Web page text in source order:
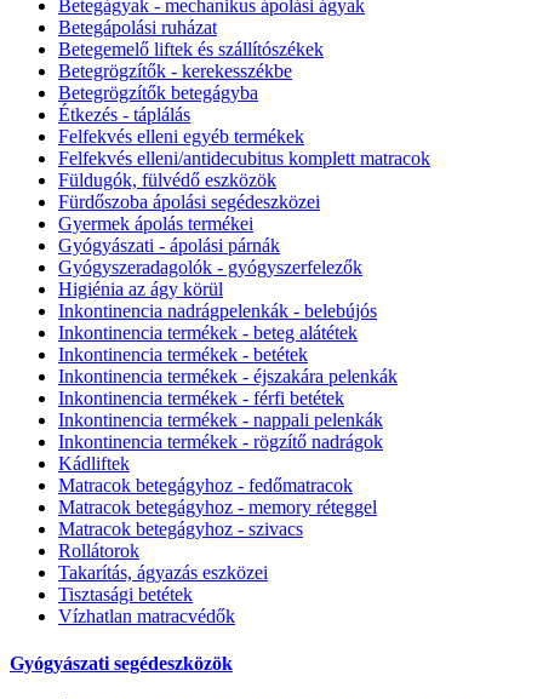
Betegágyak - mechanikus ápolási ágyak
Betegápolási ruházat
Betegemelő liftek és szállítószékek
Betegrögzítők - kerekesszékbe
Betegrögzítők betegágyba
Étkezés - táplálás
Felfekvés elleni egyéb termékek
Felfekvés elleni/antidecubitus komplett matracok
Füldugók, fülvédő eszközök
Fürdőszoba ápolási segédeszközei
Gyermek ápolás termékei
Gyógyászati - ápolási párnák
Gyógyszeradagolók - gyógyszerfelezők
Higiénia az ágy körül
Inkontinencia nadrágpelenkák - belebújós
Inkontinencia termékek - beteg alátétek
Inkontinencia termékek - betétek
Inkontinencia termékek - éjszakára pelenkák
Inkontinencia termékek - férfi betétek
Inkontinencia termékek - nappali pelenkák
Inkontinencia termékek - rögzítő nadrágok
Kádliftek
Matracok betegágyhoz - fedőmatracok
Matracok betegágyhoz - memory réteggel
Matracok betegágyhoz - szivacs
Rollátorok
Takarítás, ágyazás eszközei
Tisztasági betétek
Vízhatlan matracvédők
Gyógyászati segédeszközök